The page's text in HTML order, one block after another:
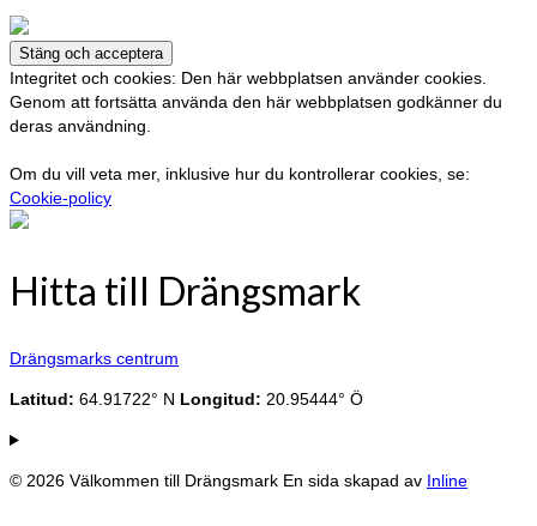
Integritet och cookies: Den här webbplatsen använder cookies.
Genom att fortsätta använda den här webbplatsen godkänner du
deras användning.
Om du vill veta mer, inklusive hur du kontrollerar cookies, se:
Cookie-policy
Hitta till Drängsmark
Drängsmarks centrum
Latitud: 64.91722° N Longitud: 20.95444° Ö
© 2026 Välkommen till Drängsmark En sida skapad av Inline